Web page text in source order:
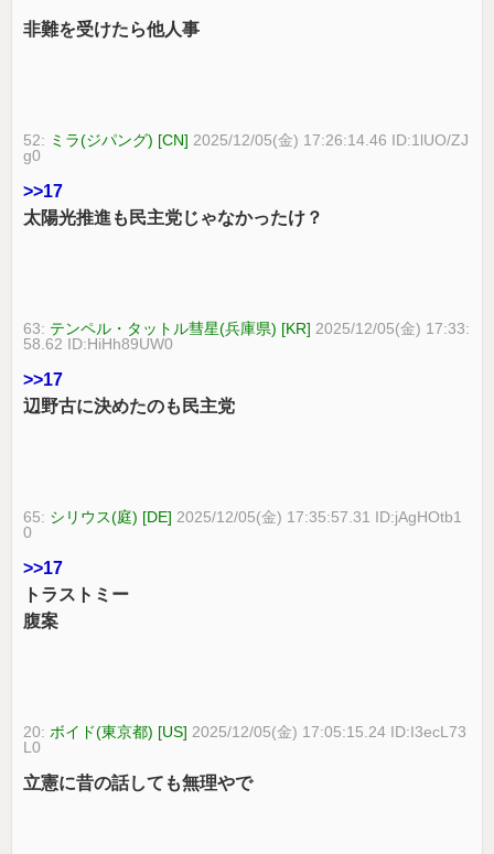
非難を受けたら他人事
52: ミラ(ジパング) [CN] 2025/12/05(金) 17:26:14.46 ID:1lUO/ZJ
g0
>>17
太陽光推進も民主党じゃなかったけ？
63: テンペル・タットル彗星(兵庫県) [KR] 2025/12/05(金) 17:33:
58.62 ID:HiHh89UW0
>>17
辺野古に決めたのも民主党
65: シリウス(庭) [DE] 2025/12/05(金) 17:35:57.31 ID:jAgHOtb1
0
>>17
トラストミー
腹案
20: ボイド(東京都) [US] 2025/12/05(金) 17:05:15.24 ID:I3ecL73
L0
立憲に昔の話しても無理やで